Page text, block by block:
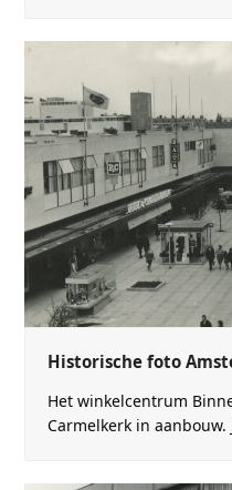
Historische foto
Het winkelcentrum
Carmelkerk in aanbouw.